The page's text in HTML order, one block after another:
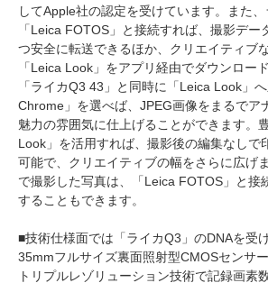
してApple社の認定を受けています。また
「Leica FOTOS」と接続すれば、撮影デー
つ安全に転送できるほか、クリエイティブ
「Leica Look」をアプリ経由でダウンロー
「ライカQ3 43」と同時に「Leica Look」
Chrome」を選べば、JPEG画像をまるでア
魅力の雰囲気に仕上げることができます。
Look」を活用すれば、撮影後の編集なしで
可能で、クリエイティブの幅をさらに広げ
で撮影した写真は、「Leica FOTOS」と接
することもできます。
■技術仕様面では「ライカQ3」のDNAを受
35mmフルサイズ裏面照射型CMOSセンサ
トリプルレゾリューション技術で記録画素